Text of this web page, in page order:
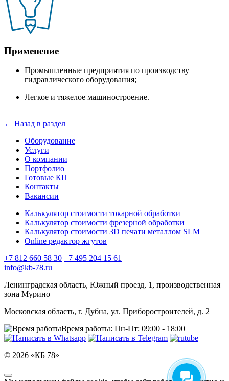
Применение
Промышленные предприятия по производству
гидравлического оборудования;
Легкое и тяжелое машиностроение.
← Назад в раздел
Оборудование
Услуги
О компании
Портфолио
Готовые КП
Контакты
Вакансии
Калькулятор стоимости токарной обработки
Калькулятор стоимости фрезерной обработки
Калькулятор стоимости 3D печати металлом SLM
Online редактор жгутов
+7 812 660 58 30 +7 495 204 15 61
info@kb-78.ru
Ленинградская область, Южный проезд, 1, производственная
зона Мурино
Московская область, г. Дубна, ул. Приборостроителей, д. 2
Время работы: Пн-Пт: 09:00 - 18:00
© 2026 «КБ 78»